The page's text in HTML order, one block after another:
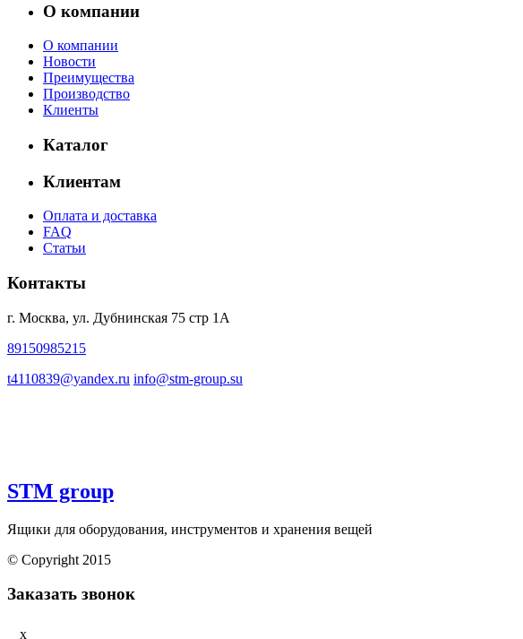
О компании
О компании
Новости
Преимущества
Производство
Клиенты
Каталог
Клиентам
Оплата и доставка
FAQ
Статьи
Контакты
г. Москва, ул. Дубнинская 75 стр 1А
89150985215
t4110839@yandex.ru info@stm-group.su
STM group
Ящики для оборудования, инструментов и хранения вещей
© Copyright 2015
Заказать звонок
x